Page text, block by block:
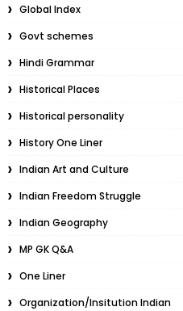
Global Index
Govt schemes
Hindi Grammar
Historical Places
Historical personality
History One Liner
Indian Art and Culture
Indian Freedom Struggle
Indian Geography
MP GK Q&A
One Liner
Organization/Insitution Indian